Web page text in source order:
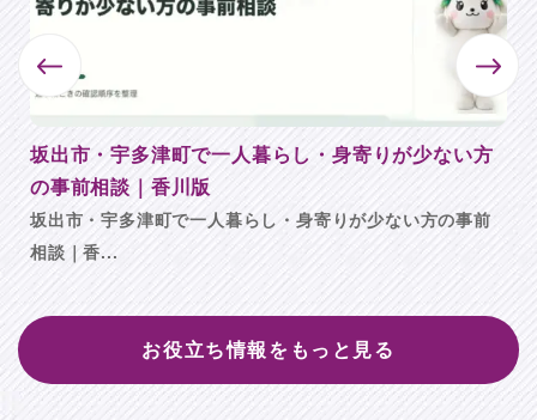
坂出市・宇多津町で一人暮らし・身寄りが少ない方
の事前相談｜香川版
坂出市・宇多津町で一人暮らし・身寄りが少ない方の事前
相談｜香...
お役立ち情報をもっと見る